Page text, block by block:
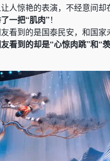
人惊艳的表演，不经意间却
一把“肌肉”！
看到的是国泰民安，和国家
看到的却是“心惊肉跳”和“